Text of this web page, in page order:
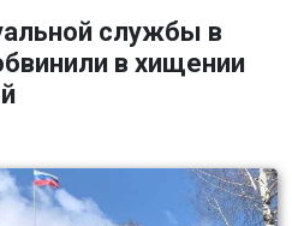
службы в
в хищении